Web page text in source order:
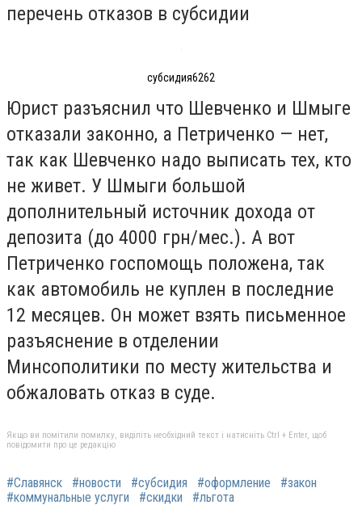
перечень отказов в субсидии
субсидия6262
Юрист разъяснил что Шевченко и Шмыге
отказали законно, а Петриченко — нет,
так как Шевченко надо выписать тех, кто
не живет. У Шмыги большой
дополнительный источник дохода от
депозита (до 4000 грн/мес.). А вот
Петриченко госпомощь положена, так
как автомобиль не куплен в последние
12 месяцев. Он может взять письменное
разъяснение в отделении
Минсополитики по месту жительства и
обжаловать отказ в суде.
Якщо ви помітили помилку, виділіть необхідний текст і натисніть Ctrl + Enter, щоб
повідомити про це редакцію
#Славянск #новости #субсидия #оформление
#закон
#коммунальные услуги
#скидки #льгота